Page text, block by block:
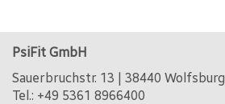
PsiFit GmbH
Sauerbruchstr. 13 | 38440 Wolfsburg
Tel.: +49 5361 8966400